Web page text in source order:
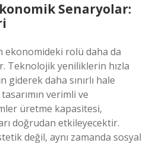
Senaryolar:
ekonomideki rolü daha da
Teknolojik yeniliklerin hızla
giderek daha sınırlı hale
verimli ve
üretme kapasitesi,
doğrudan etkileyecektir.
değil, aynı zamanda sosyal